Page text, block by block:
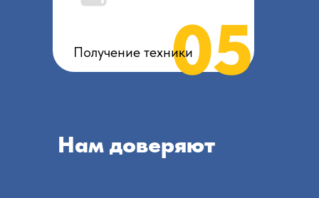
05
Получение техники
Нам доверяют